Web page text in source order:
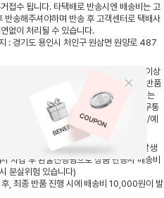
접수 됩니다. 타택배로 반송시엔 배송비는 고
반송해주셔야하며 반송 후 고객센터로 택배사
없이 처리될 수 있습니다.
: 경기도 용인시 처인구 원삼면 원양로 487
기간 평일기준 2~3일 소요, 검수 후 상품 이상
환불처리 진행됩니다. (무통장입금의 경우 반품
고객님 계좌로 입금되며, 카드결제 취소는
영업일 기준 3~5일 소요될 수 있습니다) 무통
반품접수시 환불받으실 은행명/계좌번호/예
원이며 전체반품시엔 배송비 5,000원 발생
차감 후 환불진행됨으로 상품 반송시 배송비
분실위험 있습니다)
, 최종 반품 진행 시에 배송비 10,000원이 발